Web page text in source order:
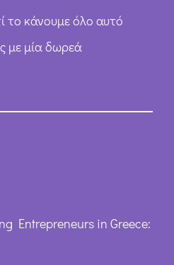
το κάνουμε όλο αυτό
με μία δωρεά
Entrepreneurs in Greece: